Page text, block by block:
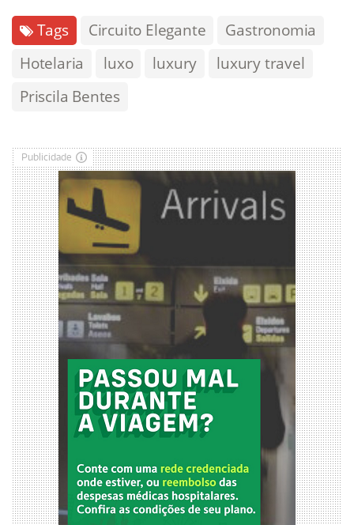
Tags Circuito Elegante
Gastronomia
Hotelaria
luxo luxury
luxury travel
Priscila Bentes
Publicidade